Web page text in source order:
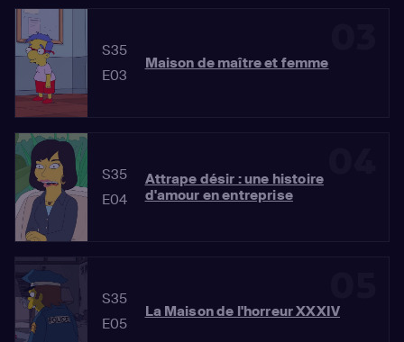
S35
E03
Maison de maître et femme
S35
E04
Attrape désir : une histoire
d'amour en entreprise
S35
E05
La Maison de l'horreur XXXIV